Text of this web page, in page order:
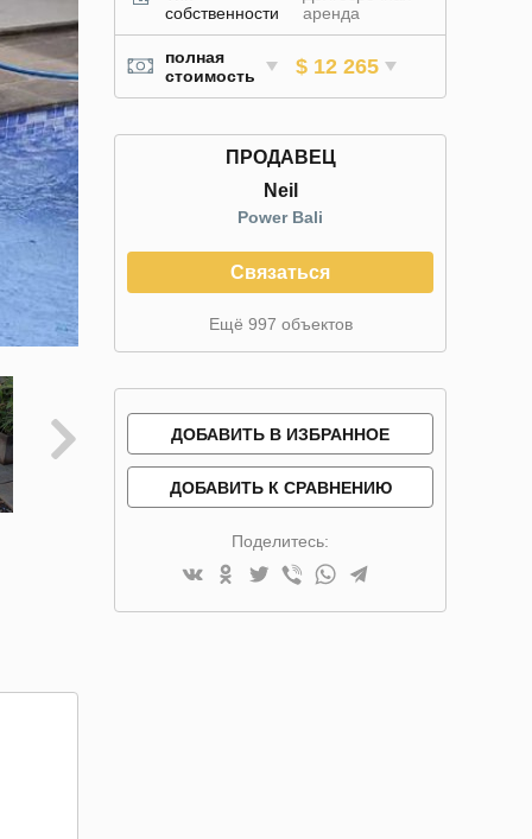
собственности
аренда
полная
стоимость
$ 12 265
ПРОДАВЕЦ
Neil
Power Bali
Связаться
Ещё 997 объектов
ДОБАВИТЬ В ИЗБРАННОЕ
ДОБАВИТЬ К СРАВНЕНИЮ
Поделитесь: